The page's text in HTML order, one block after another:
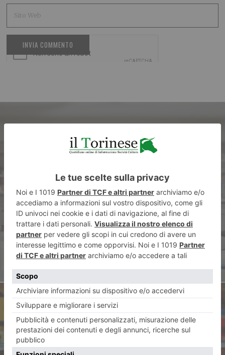
Covid: il bollettino di
domenica 14 febbraio